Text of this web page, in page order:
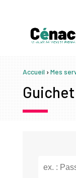
Accueil›Mes